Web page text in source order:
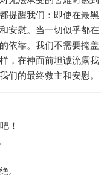
提醒我们：即使在最黑
安慰。当一切似乎都在
依靠。我们不需要掩盖
，在神面前坦诚流露我
们的最终救主和安慰。
！
。